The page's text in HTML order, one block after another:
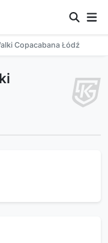
Copacabana Łódź